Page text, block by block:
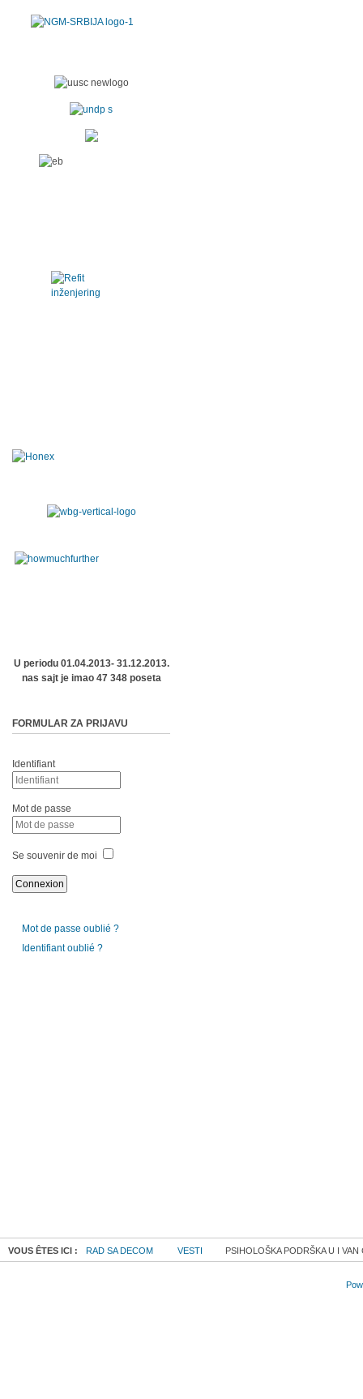
U periodu 01.04.2013- 31.12.2013.
nas sajt je imao 47 348 poseta
FORMULAR ZA PRIJAVU
Identifiant
Mot de passe
Se souvenir de moi
Mot de passe oublié ?
Identifiant oublié ?
VOUS ÊTES ICI : RAD SA DECOM VESTI PSIHOLOŠKA PODRŠKA U I